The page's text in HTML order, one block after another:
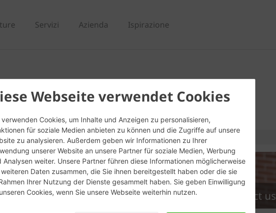
Webseite verwendet Cookies
verwenden Cookies, um Inhalte und Anzeigen zu personalisieren,
für soziale Medien anbieten zu können und die Zugriffe auf unsere
zu analysieren. Außerdem geben wir Informationen zu Ihrer
unserer Website an unsere Partner für soziale Medien, Werbung
Analysen weiter. Unsere Partner führen diese Informationen möglicherweise
Daten zusammen, die Sie ihnen bereitgestellt haben oder die sie
Ihrer Nutzung der Dienste gesammelt haben. Sie geben Einwilligung
Cookies, wenn Sie unsere Webseite weiterhin nutzen.
Servizi Azienda Ispirazione
19 T mezzo - TER
Contact us